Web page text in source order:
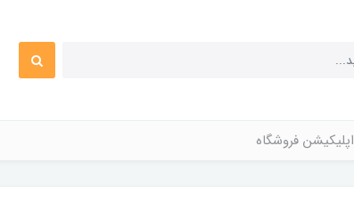
اپلیکیشن فروشگاه